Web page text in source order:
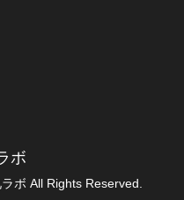
ボ
ボ All Rights Reserved.